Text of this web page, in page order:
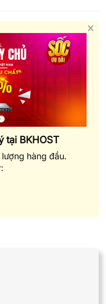
tại BKHOST
hàng đầu.